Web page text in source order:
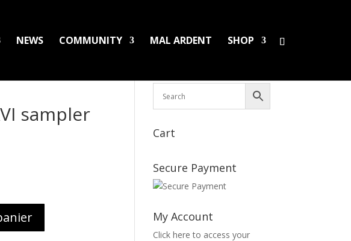
NEWS COMMUNITY MAL ARDENT SHOP
sampler
Cart
Secure Payment
My Account
Click here to access your